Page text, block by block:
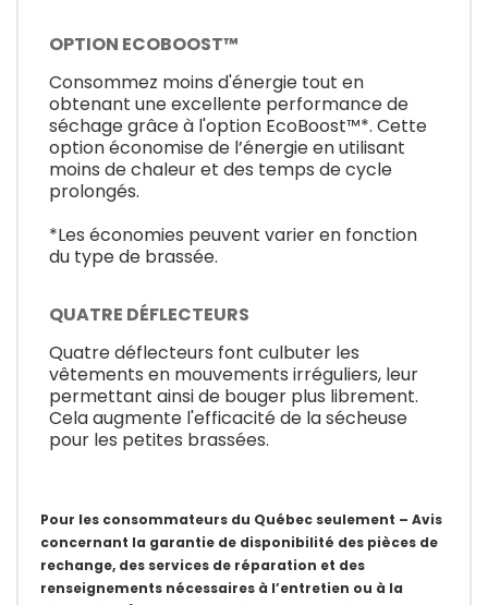
OPTION ECOBOOST™
Consommez moins d'énergie tout en
obtenant une excellente performance de
séchage grâce à l'option EcoBoost™*. Cette
option économise de l’énergie en utilisant
moins de chaleur et des temps de cycle
prolongés.
*Les économies peuvent varier en fonction
du type de brassée.
QUATRE DÉFLECTEURS
Quatre déflecteurs font culbuter les
vêtements en mouvements irréguliers, leur
permettant ainsi de bouger plus librement.
Cela augmente l'efficacité de la sécheuse
pour les petites brassées.
Pour les consommateurs du Québec seulement – Avis
concernant la garantie de disponibilité des pièces de
rechange, des services de réparation et des
renseignements nécessaires à l’entretien ou à la